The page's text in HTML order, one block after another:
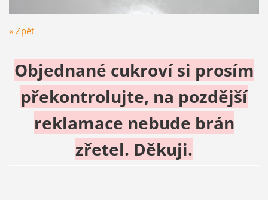
« Zpět
Objednané cukroví si prosím
překontrolujte, na pozdější
reklamace nebude brán
zřetel. Děkuji.